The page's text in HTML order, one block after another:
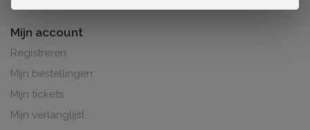
Mijn account
Registreren
Mijn bestellingen
Mijn tickets
Mijn verlanglijst